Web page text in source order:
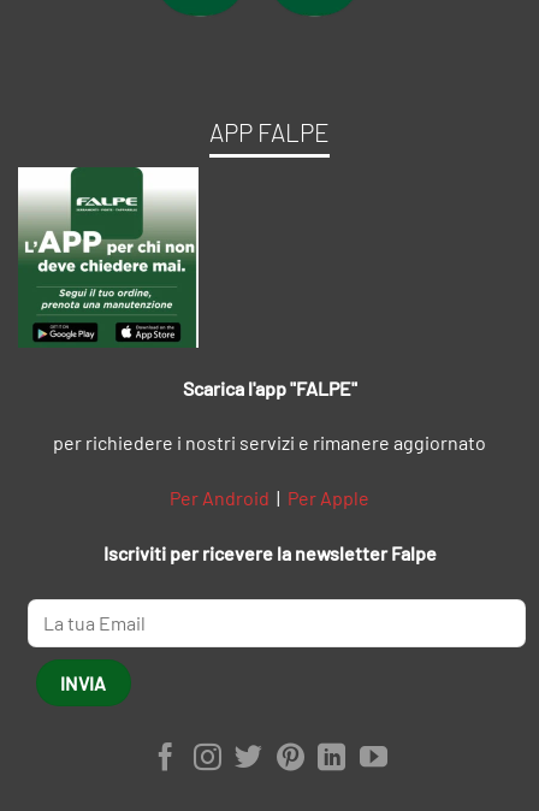
APP FALPE
Scarica l'app "FALPE"
per richiedere i nostri servizi e rimanere aggiornato
Per Android | Per Apple
Iscriviti per ricevere la newsletter Falpe